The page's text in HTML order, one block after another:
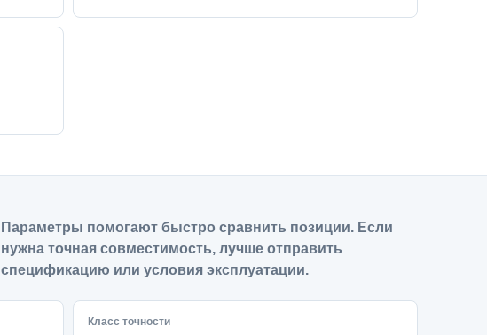
Параметры помогают быстро сравнить позиции. Если
нужна точная совместимость, лучше отправить
спецификацию или условия эксплуатации.
Класс точности